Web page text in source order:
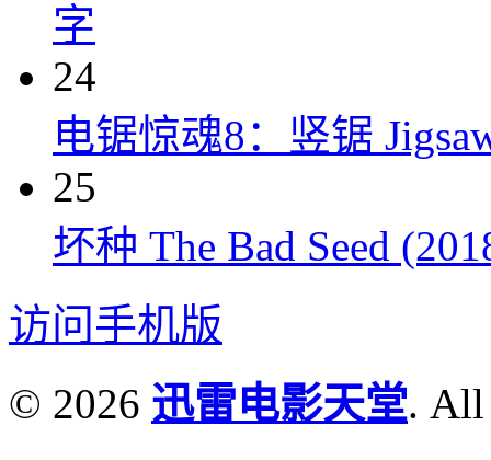
字
24
电锯惊魂8：竖锯
25
坏种 The Bad Seed
访问手机版
© 2026 迅雷电影天堂. All